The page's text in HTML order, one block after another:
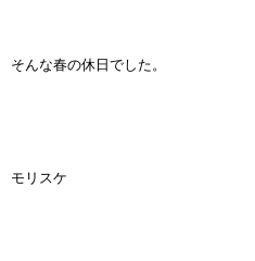
そんな春の休日でした。
モリスケ